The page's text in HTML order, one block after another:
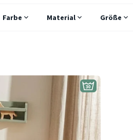
Farbe Material Größe